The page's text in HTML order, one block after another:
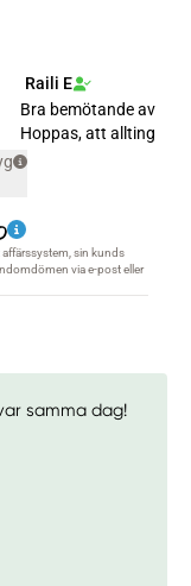
samma dag!